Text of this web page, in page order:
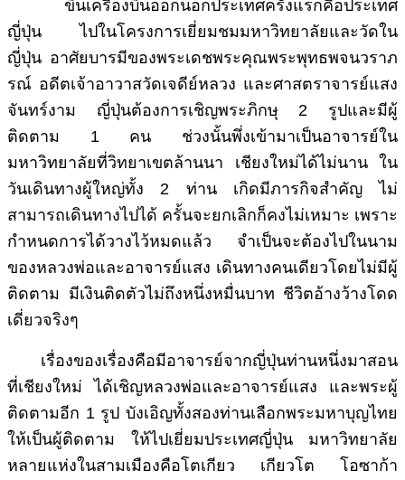
ขึ้นเครื่องบินออกนอกประเทศครั้งแรกคือประเทศ
ญี่ปุ่น ไปในโครงการเยี่ยมชมมหาวิทยาลัยและวัดใน
ญี่ปุ่น อาศัยบารมีของพระเดชพระคุณพระพุทธพจนวราภ
รณ์ อดีตเจ้าอาวาสวัดเจดีย์หลวง และศาสตราจารย์แสง
จันทร์งาม ญี่ปุ่นต้องการเชิญพระภิกษุ 2 รูปและมีผู้
ติดตาม 1 คน ช่วงนั้นพึ่งเข้ามาเป็นอาจารย์ใน
มหาวิทยาลัยที่วิทยาเขตล้านนา เชียงใหม่ได้ไม่นาน ใน
วันเดินทางผู้ใหญ่ทั้ง 2 ท่าน เกิดมีภารกิจสำคัญ ไม่
สามารถเดินทางไปได้ ครั้นจะยกเลิกก็คงไม่เหมาะ เพราะ
กำหนดการได้วางไว้หมดแล้ว จำเป็นจะต้องไปในนาม
ของหลวงพ่อและอาจารย์แสง เดินทางคนเดียวโดยไม่มีผู้
ติดตาม มีเงินติดตัวไม่ถึงหนึ่งหมื่นบาท ชีวิตอ้างว้างโดด
เดี่ยวจริงๆ
เรื่องของเรื่องคือมีอาจารย์จากญี่ปุ่นท่านหนึ่งมาสอน
ที่เชียงใหม่ ได้เชิญหลวงพ่อและอาจารย์แสง และพระผู้
ติดตามอีก 1 รูป บังเอิญทั้งสองท่านเลือกพระมหาบุญไทย
ให้เป็นผู้ติดตาม ให้ไปเยี่ยมประเทศญี่ปุ่น มหาวิทยาลัย
หลายแห่งในสามเมืองคือโตเกียว เกียวโต โอซาก้า